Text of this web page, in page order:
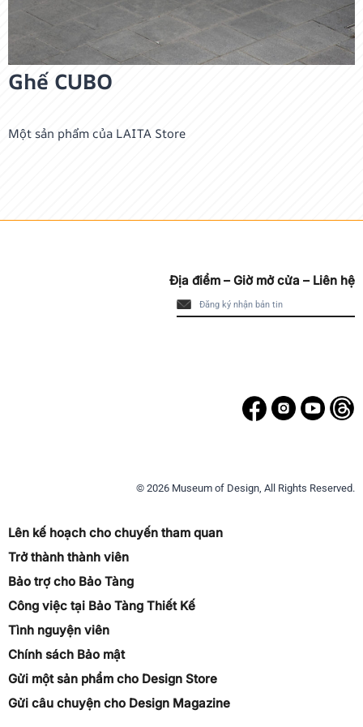
Ghế CUBO
Một sản phẩm của LAITA Store
Địa điểm – Giờ mở cửa – Liên hệ
© 2026 Museum of Design, All Rights Reserved.
Lên kế hoạch cho chuyến tham quan
Trở thành thành viên
Bảo trợ cho Bảo Tàng
Công việc tại Bảo Tàng Thiết Kế
Tình nguyện viên
Chính sách Bảo mật
Gửi một sản phẩm cho Design Store
Gửi câu chuyện cho Design Magazine